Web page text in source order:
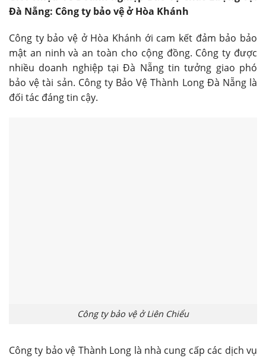
Đà Nẵng: Công ty bảo vệ ở Hòa Khánh
Công ty bảo vệ ở Hòa Khánh ới cam kết đảm bảo bảo
mật an ninh và an toàn cho cộng đồng. Công ty được
nhiều doanh nghiệp tại Đà Nẵng tin tưởng giao phó
bảo vệ tài sản. Công ty Bảo Vệ Thành Long Đà Nẵng là
đối tác đáng tin cậy.
Công ty bảo vệ ở Liên Chiểu
Công ty bảo vệ Thành Long là nhà cung cấp các dịch vụ